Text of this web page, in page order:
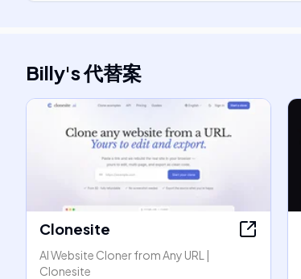
Billy's代替案
Clonesite
AI Website Cloner from Any URL |
Clonesite